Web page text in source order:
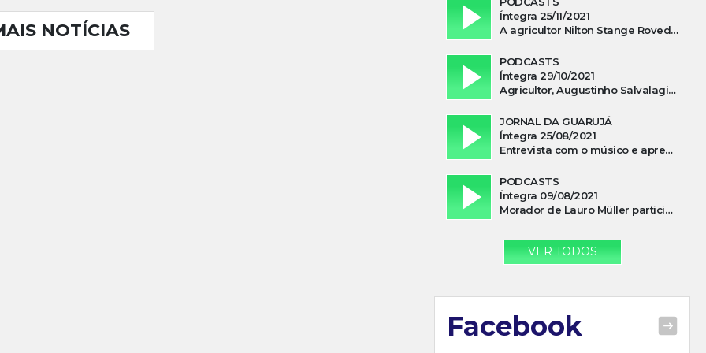
NOTÍCIAS
Íntegra 25/11/2021
A agricultor Nilton Stange Roveda, afirma ter recebido ajuda espiritual durante acidente
PODCASTS
Íntegra 29/10/2021
Agricultor, Augustinho Salvalagio, relata sobre aparição do Cavaleiro Negro no Rio das Furnas
JORNAL DA GUARUJÁ
Íntegra 25/08/2021
Entrevista com o músico e apresentador, Lismael Ferrareis, no Cidade e Campo
PODCASTS
Íntegra 09/08/2021
Morador de Lauro Müller participa de motociata em apoio a Bolsonaro
VER TODOS
Facebook